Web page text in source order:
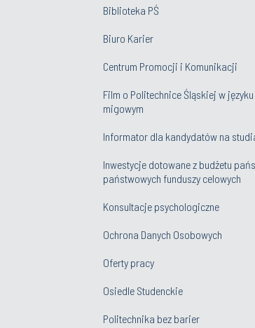
Biblioteka PŚ
Biuro Karier
Centrum Promocji i Komunikacji
Film o Politechnice Śląskiej w języku
migowym
Informator dla kandydatów na
Inwestycje dotowane z budżetu
państwowych funduszy celowych
Konsultacje psychologiczne
Ochrona Danych Osobowych
Oferty pracy
Osiedle Studenckie
Politechnika bez barier